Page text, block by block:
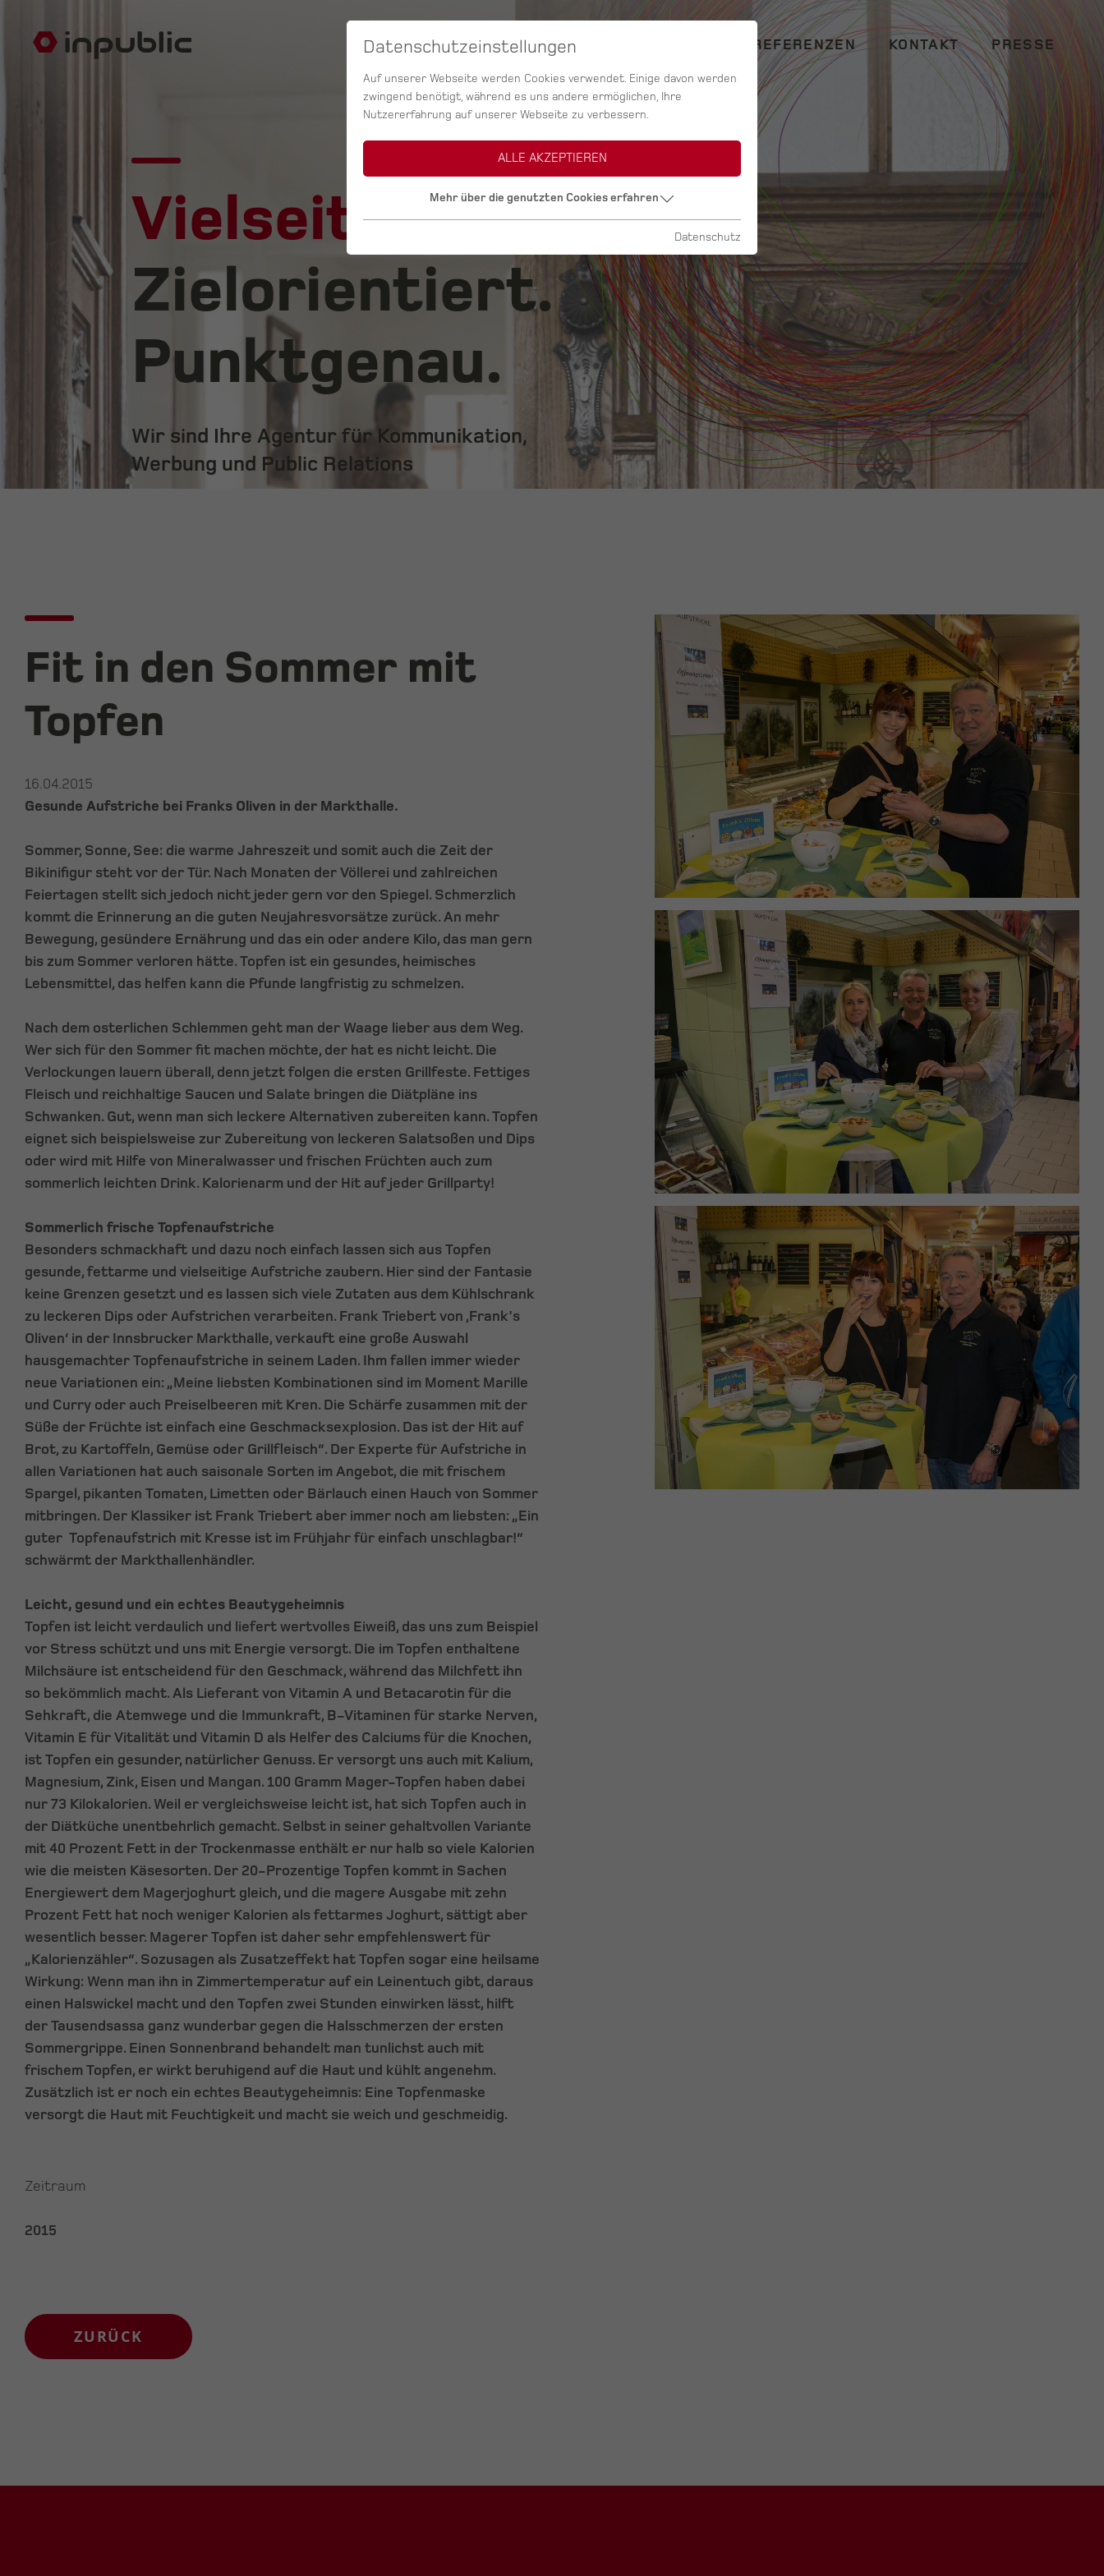
SERVICES AGENTUR REFERENZEN KONTAKT PRESSE
Vielseitig.
Zielorientiert.
Punktgenau.
Wir sind Ihre Agentur für Kommunikation,
Werbung und Public Relations
Fit in den Sommer mit
Topfen
16.04.2015
Gesunde Aufstriche bei Franks Oliven in der Markthalle.
Sommer, Sonne, See: die warme Jahreszeit und somit auch die Zeit der
Bikinifigur steht vor der Tür. Nach Monaten der Völlerei und zahlreichen
Feiertagen stellt sich jedoch nicht jeder gern vor den Spiegel. Schmerzlich
kommt die Erinnerung an die guten Neujahresvorsätze zurück. An mehr
Bewegung, gesündere Ernährung und das ein oder andere Kilo, das man gern
bis zum Sommer verloren hätte. Topfen ist ein gesundes, heimisches
Lebensmittel, das helfen kann die Pfunde langfristig zu schmelzen.
Nach dem osterlichen Schlemmen geht man der Waage lieber aus dem Weg.
Wer sich für den Sommer fit machen möchte, der hat es nicht leicht. Die
Verlockungen lauern überall, denn jetzt folgen die ersten Grillfeste. Fettiges
Fleisch und reichhaltige Saucen und Salate bringen die Diätpläne ins
Schwanken. Gut, wenn man sich leckere Alternativen zubereiten kann. Topfen
eignet sich beispielsweise zur Zubereitung von leckeren Salatsoßen und Dips
oder wird mit Hilfe von Mineralwasser und frischen Früchten auch zum
sommerlich leichten Drink. Kalorienarm und der Hit auf jeder Grillparty!
Sommerlich frische Topfenaufstriche
Besonders schmackhaft und dazu noch einfach lassen sich aus Topfen
gesunde, fettarme und vielseitige Aufstriche zaubern. Hier sind der Fantasie
keine Grenzen gesetzt und es lassen sich viele Zutaten aus dem Kühlschrank
zu leckeren Dips oder Aufstrichen verarbeiten. Frank Triebert von ‚Frank's
Oliven‘ in der Innsbrucker Markthalle, verkauft eine große Auswahl
hausgemachter Topfenaufstriche in seinem Laden. Ihm fallen immer wieder
neue Variationen ein: „Meine liebsten Kombinationen sind im Moment Marille
und Curry oder auch Preiselbeeren mit Kren. Die Schärfe zusammen mit der
Süße der Früchte ist einfach eine Geschmacksexplosion. Das ist der Hit auf
Brot, zu Kartoffeln, Gemüse oder Grillfleisch“. Der Experte für Aufstriche in
allen Variationen hat auch saisonale Sorten im Angebot, die mit frischem
Spargel, pikanten Tomaten, Limetten oder Bärlauch einen Hauch von Sommer
mitbringen. Der Klassiker ist Frank Triebert aber immer noch am liebsten: „Ein
guter Topfenaufstrich mit Kresse ist im Frühjahr für einfach unschlagbar!“
schwärmt der Markthallenhändler.
Leicht, gesund und ein echtes Beautygeheimnis
Topfen ist leicht verdaulich und liefert wertvolles Eiweiß, das uns zum Beispiel
vor Stress schützt und uns mit Energie versorgt. Die im Topfen enthaltene
Milchsäure ist entscheidend für den Geschmack, während das Milchfett ihn
so bekömmlich macht. Als Lieferant von Vitamin A und Betacarotin für die
Sehkraft, die Atemwege und die Immunkraft, B-Vitaminen für starke Nerven,
Vitamin E für Vitalität und Vitamin D als Helfer des Calciums für die Knochen,
ist Topfen ein gesunder, natürlicher Genuss. Er versorgt uns auch mit Kalium,
Magnesium, Zink, Eisen und Mangan. 100 Gramm Mager-Topfen haben dabei
nur 73 Kilokalorien. Weil er vergleichsweise leicht ist, hat sich Topfen auch in
der Diätküche unentbehrlich gemacht. Selbst in seiner gehaltvollen Variante
mit 40 Prozent Fett in der Trockenmasse enthält er nur halb so viele Kalorien
wie die meisten Käsesorten. Der 20-Prozentige Topfen kommt in Sachen
Energiewert dem Magerjoghurt gleich, und die magere Ausgabe mit zehn
Prozent Fett hat noch weniger Kalorien als fettarmes Joghurt, sättigt aber
wesentlich besser. Magerer Topfen ist daher sehr empfehlenswert für
„Kalorienzähler“. Sozusagen als Zusatzeffekt hat Topfen sogar eine heilsame
Wirkung: Wenn man ihn in Zimmertemperatur auf ein Leinentuch gibt, daraus
einen Halswickel macht und den Topfen zwei Stunden einwirken lässt, hilft
der Tausendsassa ganz wunderbar gegen die Halsschmerzen der ersten
Sommergrippe. Einen Sonnenbrand behandelt man tunlichst auch mit
frischem Topfen, er wirkt beruhigend auf die Haut und kühlt angenehm.
Zusätzlich ist er noch ein echtes Beautygeheimnis: Eine Topfenmaske
versorgt die Haut mit Feuchtigkeit und macht sie weich und geschmeidig.
Zeitraum
2015
ZURÜCK
Datenschutzeinstellungen
Auf unserer Webseite werden Cookies verwendet. Einige davon werden
zwingend benötigt, während es uns andere ermöglichen, Ihre
Nutzererfahrung auf unserer Webseite zu verbessern.
ALLE AKZEPTIEREN
Mehr über die genutzten Cookies erfahren
Datenschutz